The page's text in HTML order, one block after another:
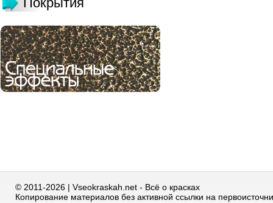
© 2011-2026 | Vseokraskah.net - Всё о красках
Копирование материалов без активной ссылки на